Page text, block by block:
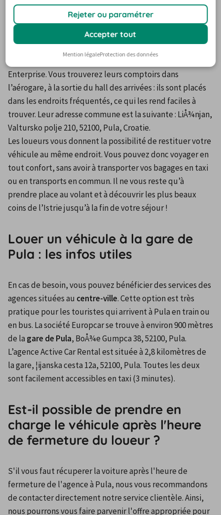
agences qui vous proposent une location de voiture à
l’aéroport de Pula. N’hésitez pas à visiter carigami.fr pour
comparer les offres des loueurs les plus sollicités !
L’aéroport de Pula abrite les sociétés de location les plus
renommées en Europe, incluant Europcar, Hertz et
Enterprise. Vous trouverez leurs comptoirs dans
l’aérogare, à la sortie du hall des arrivées : ils sont placés
dans les endroits fréquentés, ce qui les rend faciles à
trouver. Leur adresse commune est la suivante : LiÅ¾njan,
Valtursko polje 210, 52100, Pula, Croatie.
Les loueurs vous donnent la possibilité de restituer votre
véhicule au même endroit. Vous pouvez donc voyager en
tout confort, sans avoir à transporter vos bagages en taxi
ou en transports en commun. Il ne vous reste qu’à
prendre place au volant et à découvrir les plus beaux
coins de l’Istrie jusqu’à la fin de votre séjour !
Louer un véhicule à la gare de
Pula : les infos utiles
En cas de besoin, vous pouvez bénéficier des services des
agences situées au centre-ville. Cette option est très
pratique pour les touristes qui arrivent à Pula en train ou
en bus. La société Europcar se trouve à environ 900 mètres
de la gare de Pula, BoÅ¾e Gumpca 38, 52100, Pula.
L’agence Active Car Rental est située à 2,8 kilomètres de
la gare, ¦ijanska cesta 12a, 52100, Pula. Toutes les deux
sont facilement accessibles en taxi (3 minutes).
Est-il possible de prendre en
charge le véhicule après l'heure
de fermeture du loueur ?
S'il vous faut récuperer la voiture après l'heure de
fermeture de l'agence à Pula, nous vous recommandons
de contacter directement notre service clientèle. Ainsi,
nous pourrons vous faire parvenir l'offre appropriée pour
Rejeter ou paramétrer
Accepter tout
Mention légaleProtection des données